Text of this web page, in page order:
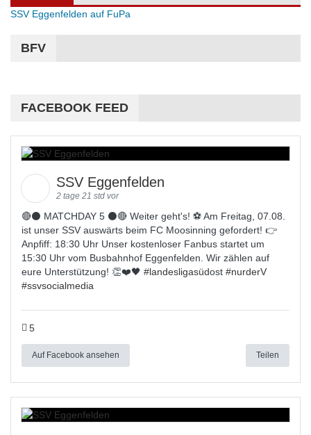
SSV Eggenfelden auf FuPa
BFV
FACEBOOK FEED
SSV Eggenfelden
2 tage 21 std vor
🔴⚫️ MATCHDAY 5 ⚫️🔴 Weiter geht's! ⚽ Am Freitag, 07.08.
ist unser SSV auswärts beim FC Moosinning gefordert! 👉
Anpfiff: 18:30 Uhr Unser kostenloser Fanbus startet um
15:30 Uhr vom Busbahnhof Eggenfelden. Wir zählen auf
eure Unterstützung! 👏❤️🖤 #landesligasüdost #nurderV
#ssvsocialmedia
5
Auf Facebook ansehen Teilen